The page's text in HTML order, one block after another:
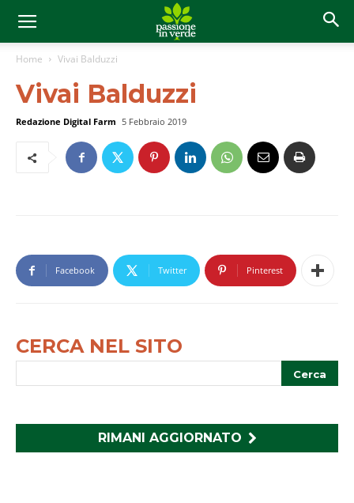
Home Vivai Balduzzi
Vivai Balduzzi
Redazione Digital Farm 5 Febbraio 2019
Facebook Twitter Pinterest
CERCA NEL SITO
RIMANI AGGIORNATO